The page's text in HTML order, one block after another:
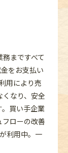
まですべて
をお支払い
用により売
くなり、安全
買い手企業
ローの改善
利用中。一